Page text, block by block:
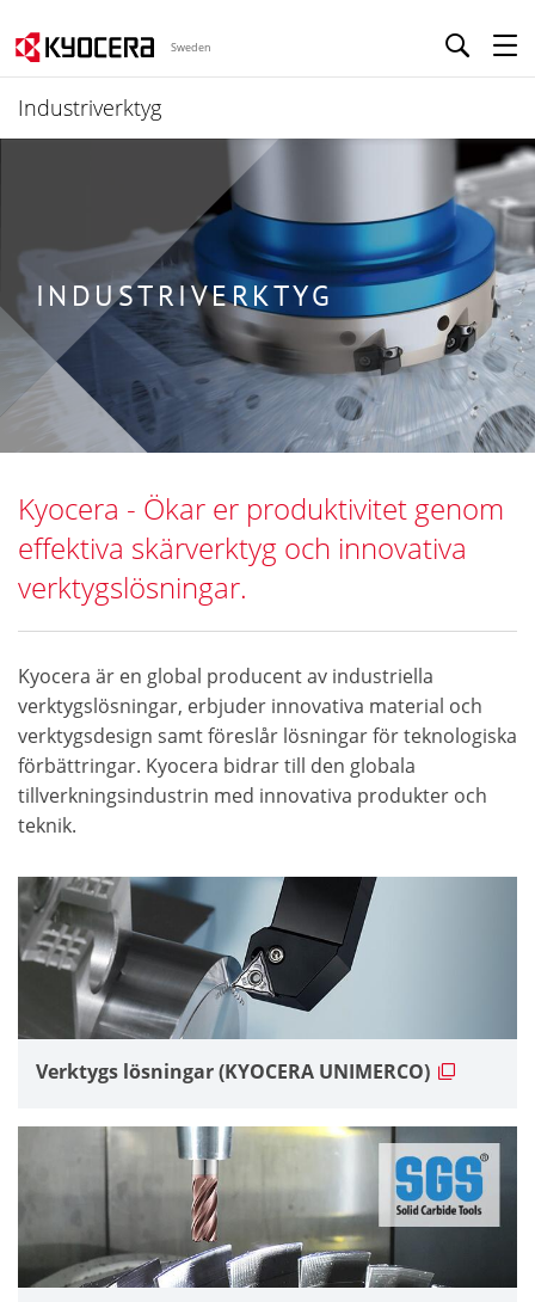
Sweden
Industriverktyg
INDUSTRIVERKTYG
Kyocera - Ökar er produktivitet genom
effektiva skärverktyg och innovativa
verktygslösningar.
Kyocera är en global producent av industriella
verktygslösningar, erbjuder innovativa material och
verktygsdesign samt föreslår lösningar för teknologiska
förbättringar. Kyocera bidrar till den globala
tillverkningsindustrin med innovativa produkter och
teknik.
Verktygs lösningar (KYOCERA UNIMERCO)